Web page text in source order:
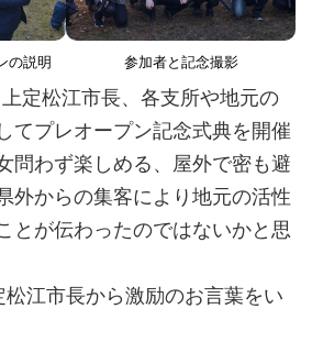
の説明 参加者と記念撮影
定松江市長、各支所や地元の
てプレオープン記念式典を開催
問わず楽しめる、屋外で密も避
外からの集客により地元の活性
とが伝わったのではないかと思
江市長から激励のお言葉をい